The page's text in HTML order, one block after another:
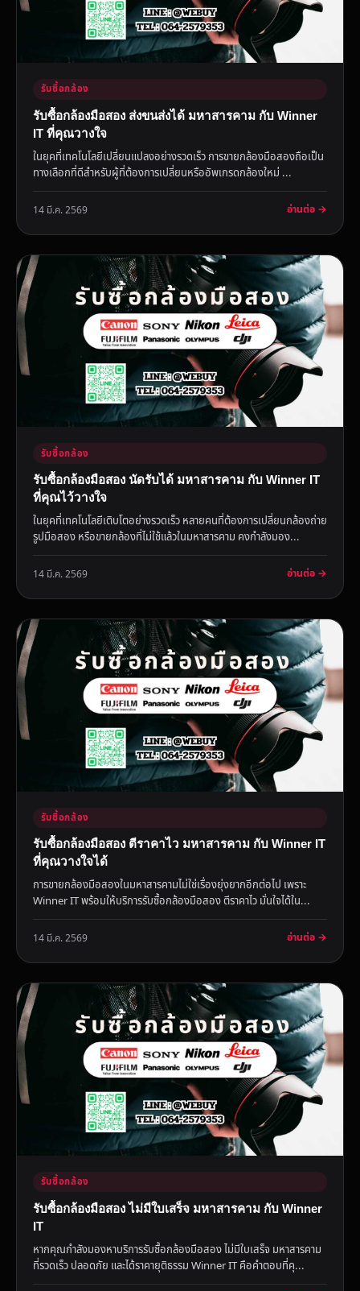
รับซื้อกล้อง
รับซื้อกล้องมือสอง ส่งขนส่งได้ มหาสารคาม กับ Winner
IT ที่คุณวางใจ
ในยุคที่เทคโนโลยีเปลี่ยนแปลงอย่างรวดเร็ว การขายกล้องมือสองถือเป็น
ทางเลือกที่ดีสำหรับผู้ที่ต้องการเปลี่ยนหรืออัพเกรดกล้องใหม่ ...
14 มี.ค. 2569 อ่านต่อ →
รับซื้อกล้อง
รับซื้อกล้องมือสอง นัดรับได้ มหาสารคาม กับ Winner IT
ที่คุณไว้วางใจ
ในยุคที่เทคโนโลยีเติบโตอย่างรวดเร็ว หลายคนที่ต้องการเปลี่ยนกล้องถ่าย
รูปมือสอง หรือขายกล้องที่ไม่ใช้แล้วในมหาสารคาม คงกำลังมอง...
14 มี.ค. 2569 อ่านต่อ →
รับซื้อกล้อง
รับซื้อกล้องมือสอง ตีราคาไว มหาสารคาม กับ Winner IT
ที่คุณวางใจได้
การขายกล้องมือสองในมหาสารคามไม่ใช่เรื่องยุ่งยากอีกต่อไป เพราะ
Winner IT พร้อมให้บริการรับซื้อกล้องมือสอง ตีราคาไว มั่นใจได้ใน...
14 มี.ค. 2569 อ่านต่อ →
รับซื้อกล้อง
รับซื้อกล้องมือสอง ไม่มีใบเสร็จ มหาสารคาม กับ Winner
IT
หากคุณกำลังมองหาบริการรับซื้อกล้องมือสอง ไม่มีใบเสร็จ มหาสารคาม
ที่รวดเร็ว ปลอดภัย และได้ราคายุติธรรม Winner IT คือคำตอบที่คุ...